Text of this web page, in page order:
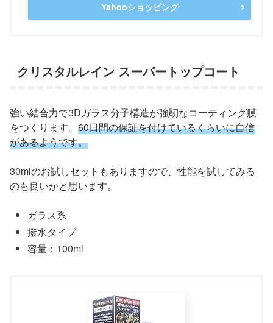
Yahooショッピング
クリスタルレイン スーパートップコート
強い結合力で3Dガラス分子構造が強靭なコーティング膜
をつくります。 60日間の保証を付けているくらいに自信
があるようです。
30mlのお試しセットもありますので、性能を試してみる
のも良いかと思います。
ガラス系
撥水タイプ
容量：100ml